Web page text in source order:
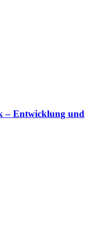
– Entwicklung und